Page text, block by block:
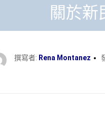
關於新
撰寫者: Rena Montanez